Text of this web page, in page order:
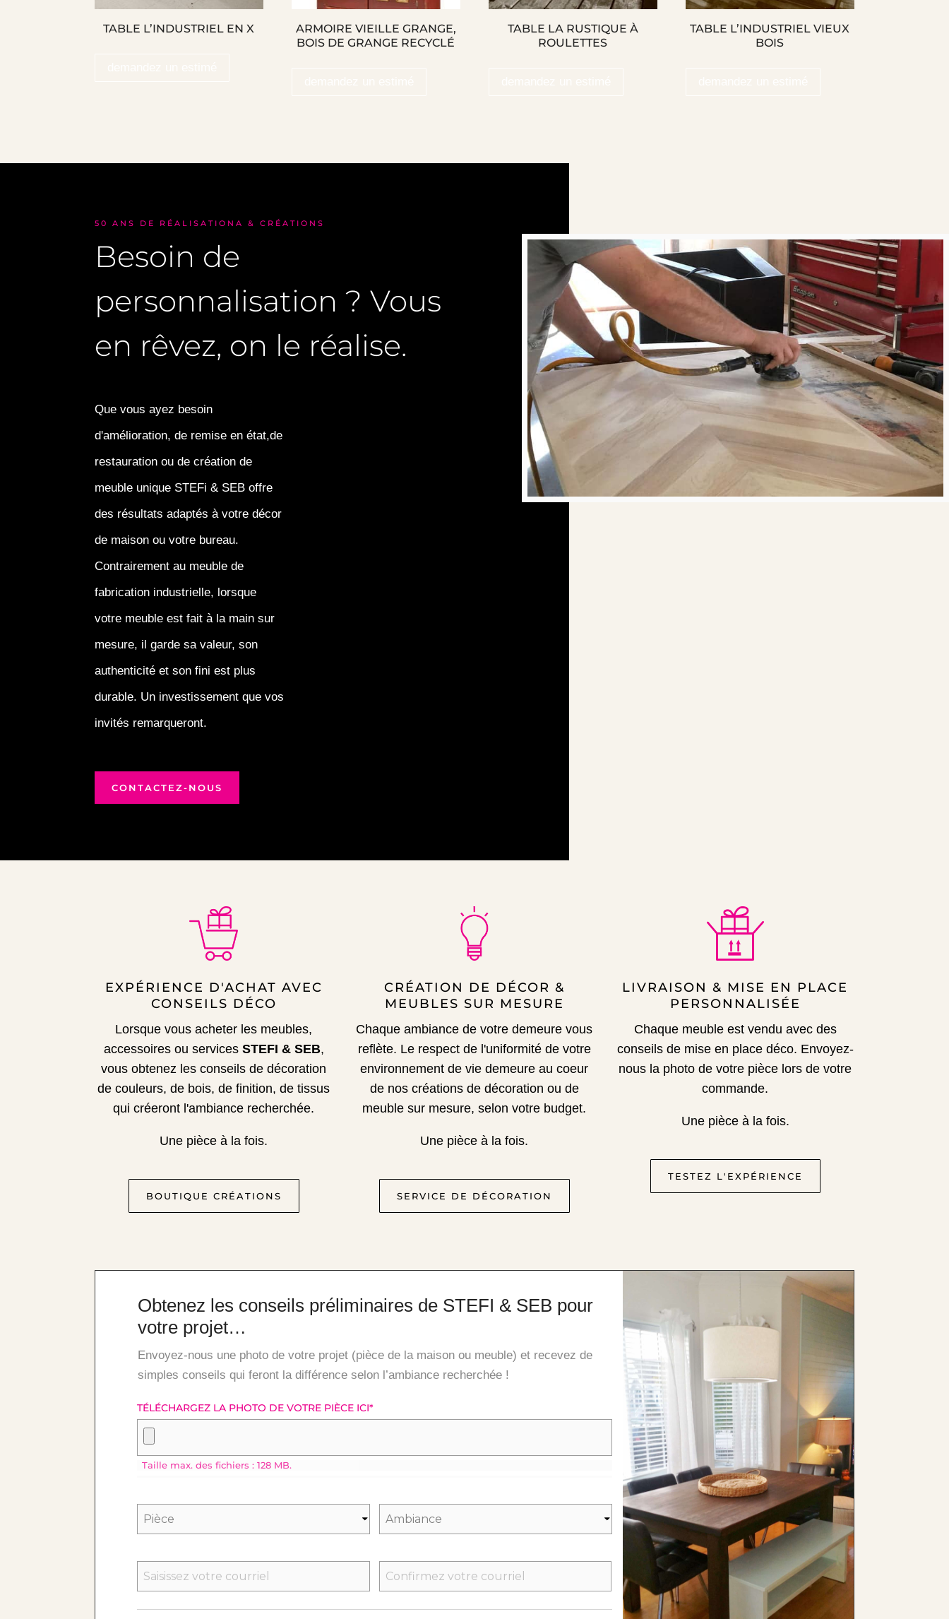
TABLE L’INDUSTRIEL EN X
ARMOIRE VIEILLE GRANGE,
BOIS DE GRANGE RECYCLÉ
TABLE LA RUSTIQUE À
ROULETTES
TABLE L’INDUSTRIEL VIEUX
BOIS
50 ANS DE RÉALISATIONA & CRÉATIONS
Besoin de
personnalisation ? Vous
en rêvez, on le réalise.
Que vous ayez besoin
d'amélioration, de remise en état,de
restauration ou de création de
meuble unique STEFi & SEB offre
des résultats adaptés à votre décor
de maison ou votre bureau.
Contrairement au meuble de
fabrication industrielle, lorsque
votre meuble est fait à la main sur
mesure, il garde sa valeur, son
authenticité et son fini est plus
durable. Un investissement que vos
invités remarqueront.
CONTACTEZ-NOUS
EXPÉRIENCE D'ACHAT AVEC
CONSEILS DÉCO
Lorsque vous acheter les meubles,
accessoires ou services STEFI & SEB,
vous obtenez les conseils de décoration
de couleurs, de bois, de finition, de tissus
qui créeront l'ambiance recherchée.
Une pièce à la fois.
BOUTIQUE CRÉATIONS
CRÉATION DE DÉCOR &
MEUBLES SUR MESURE
Chaque ambiance de votre demeure vous
reflète. Le respect de l'uniformité de votre
environnement de vie demeure au coeur
de nos créations de décoration ou de
meuble sur mesure, selon votre budget.
Une pièce à la fois.
SERVICE DE DÉCORATION
LIVRAISON & MISE EN PLACE
PERSONNALISÉE
Chaque meuble est vendu avec des
conseils de mise en place déco. Envoyez-
nous la photo de votre pièce lors de votre
commande.
Une pièce à la fois.
TESTEZ L'EXPÉRIENCE
Obtenez les conseils préliminaires de STEFI & SEB pour
votre projet…
Envoyez-nous une photo de votre projet (pièce de la maison ou meuble) et recevez de
simples conseils qui feront la différence selon l’ambiance recherchée !
TÉLÉCHARGEZ LA PHOTO DE VOTRE PIÈCE ICI*
Taille max. des fichiers : 128 MB.
UN
L’E-